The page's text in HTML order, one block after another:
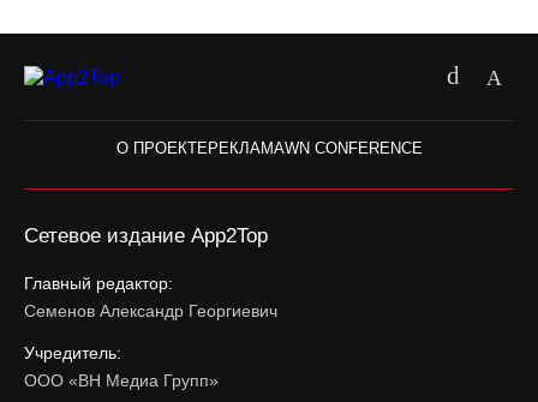
О ПРОЕКТЕ РЕКЛАМАWN CONFERENCE
Сетевое издание App2Top
Главный редактор:
Семенов Александр Георгиевич
Учредитель:
ООО «ВН Медиа Групп»